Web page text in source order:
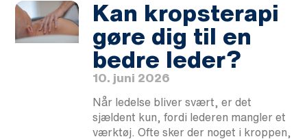
Kan kropsterapi
gøre dig til en
bedre leder?
10. juni 2026
Når ledelse bliver svært, er det
sjældent kun, fordi lederen mangler et
værktøj. Ofte sker der noget i kroppen,